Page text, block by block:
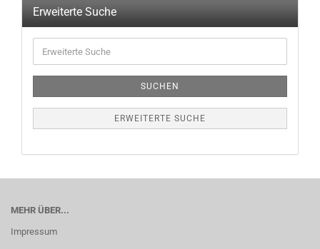
Erweiterte Suche
SUCHEN
ERWEITERTE SUCHE
MEHR ÜBER...
Impressum